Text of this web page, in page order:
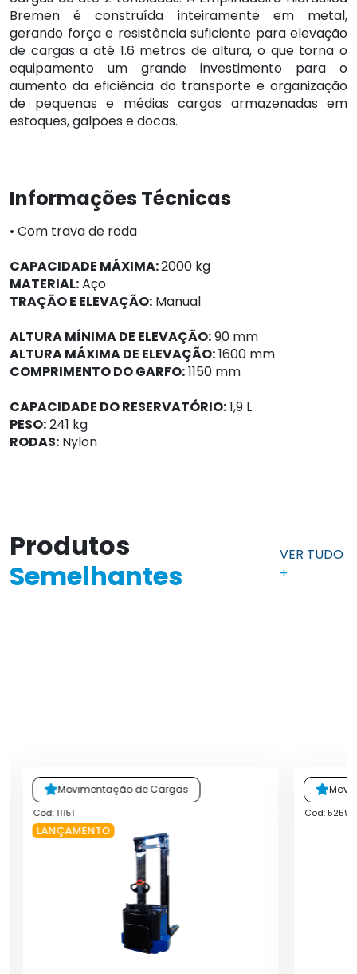
Bremen é construída inteiramente em metal,
gerando força e resistência suficiente para elevação
de cargas a até 1.6 metros de altura, o que torna o
equipamento um grande investimento para o
aumento da eficiência do transporte e organização
de pequenas e médias cargas armazenadas em
estoques, galpões e docas.
Informações Técnicas
• Com trava de roda
CAPACIDADE MÁXIMA:2000 kg
MATERIAL:Aço
TRAÇÃO E ELEVAÇÃO: Manual
ALTURA MÍNIMA DE ELEVAÇÃO:90 mm
ALTURA MÁXIMA DE ELEVAÇÃO:1600 mm
COMPRIMENTO DO GARFO:1150 mm
CAPACIDADE DO RESERVATÓRIO:1,9 L
PESO:241 kg
RODAS: Nylon
Produtos
Semelhantes
VER TUDO
+
Movimentação de Cargas
LANÇAMENTO
Cod: 11151 Cod: